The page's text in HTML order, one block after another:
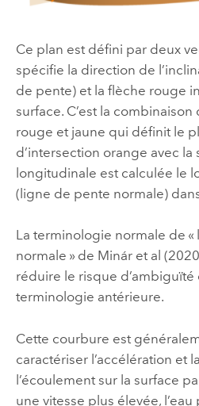
Ce plan est défini par deux
spécifie la direction de
de pente) et la flèche rouge
surface. C’est la
rouge et jaune qui définit le
d’intersection orange avec la
longitudinale est calculée le
(ligne de pente normale)
La terminologie normale de
normale » de Minár et al
réduire le risque
terminologie antérieure.
Cette courbure est
caractériser l’accélération et
l’écoulement sur la surface
une vitesse plus élevée,